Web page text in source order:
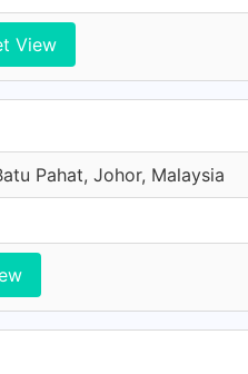
View
Pahat, Johor, Malaysia